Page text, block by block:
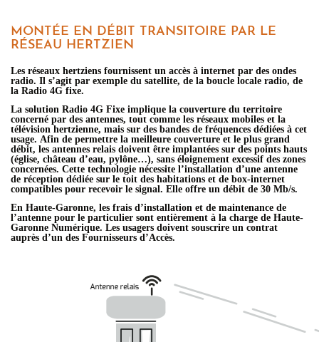
MONTÉE EN DÉBIT TRANSITOIRE PAR LE
RÉSEAU HERTZIEN
Les réseaux hertziens fournissent un accès à internet par des ondes
radio. Il s’agit par exemple du satellite, de la boucle locale radio, de
la Radio 4G fixe.
La solution Radio 4G Fixe implique la couverture du territoire
concerné par des antennes, tout comme les réseaux mobiles et la
télévision hertzienne, mais sur des bandes de fréquences dédiées à cet
usage. Afin de permettre la meilleure couverture et le plus grand
débit, les antennes relais doivent être implantées sur des points hauts
(église, château d’eau, pylône…), sans éloignement excessif des zones
concernées. Cette technologie nécessite l’installation d’une antenne
de réception dédiée sur le toit des habitations et de box-internet
compatibles pour recevoir le signal. Elle offre un débit de 30 Mb/s.
En Haute-Garonne, les frais d’installation et de maintenance de
l’antenne pour le particulier sont entièrement à la charge de Haute-
Garonne Numérique. Les usagers doivent souscrire un contrat
auprès d’un des Fournisseurs d’Accès.